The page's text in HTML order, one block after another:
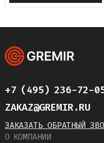
+7 (495) 236-72-
ZAKAZ@GREMIR.RU
ЗАКАЗАТЬ ОБРАТНЫЙ
О КОМПАНИИ